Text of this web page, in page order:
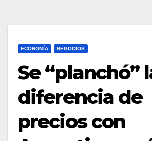
ECONOMÍA NEGOCIOS
Se “planchó”
diferencia de
precios con